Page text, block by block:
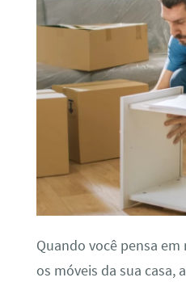
Quando você pensa
os móveis da sua casa,